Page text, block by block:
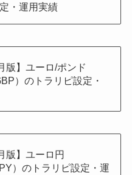
¥15,027,504
¥16,125,269
・運用実績
版】ユーロ/ポンド
）のトラリピ設定・
版】ユーロ円
）のトラリピ設定・運